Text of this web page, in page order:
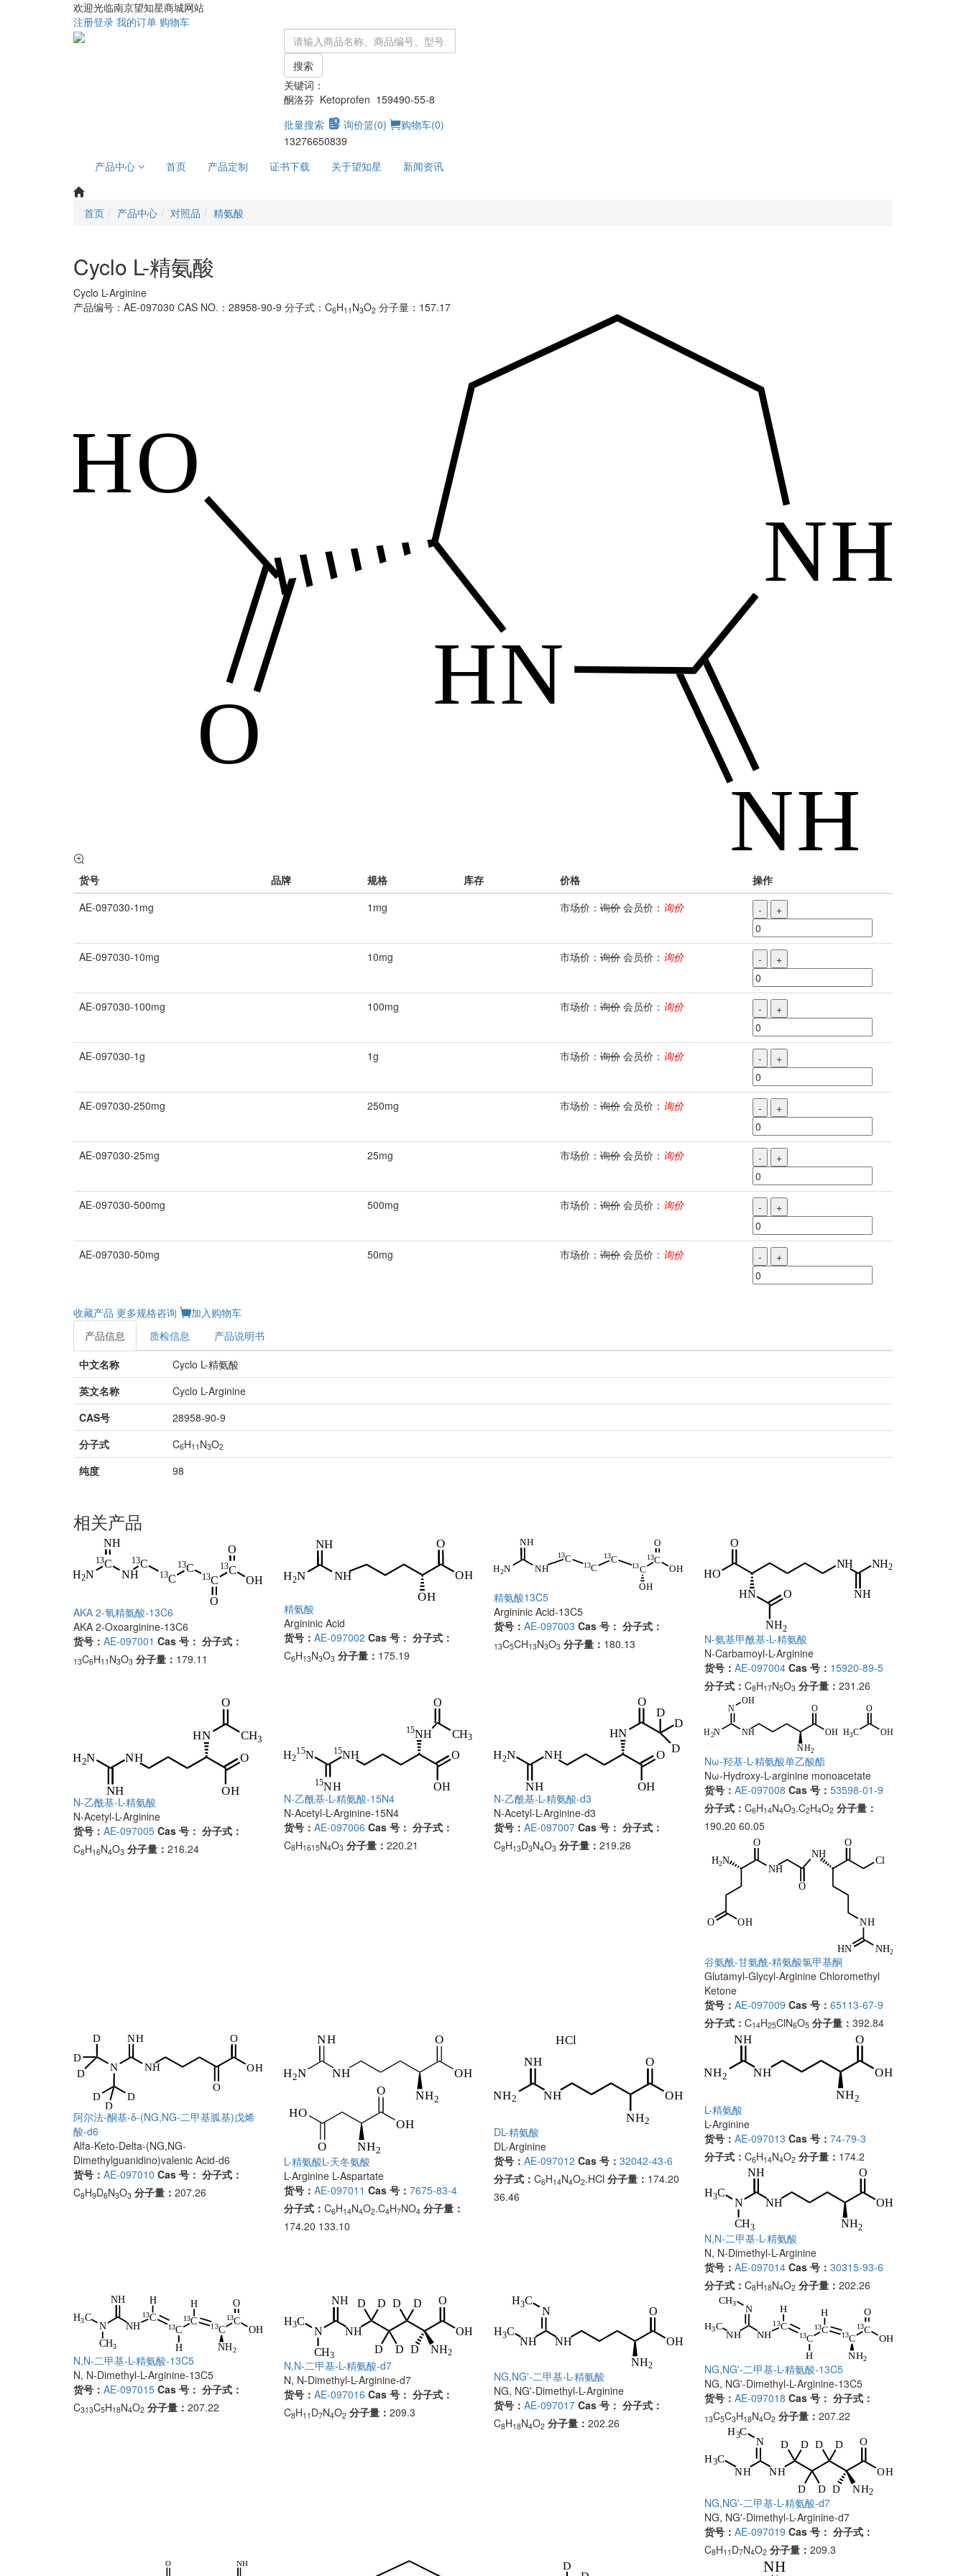
欢迎光临南京望知星商城网站
注册登录 我的订单 购物车
搜索
关键词：
酮洛芬 Ketoprofen 159490-55-8
批量搜索
询价篮(0) 购物车(0)
13276650839
产品中心
首页 产品定制 证书下载 关于望知星 新闻资讯
首页 产品中心 对照品 精氨酸
Cyclo L-精氨酸
Cyclo L-Arginine
产品编号：AE-097030 CAS NO.：28958-90-9 分子式：C6H11 N3O2 分子量：157.17
货号 品牌 规格 库存 价格
操作
AE-097030-1mg
1mg 市场价： 询价 会员价： 询价 - +
AE-097030-10mg 10mg 市场价： 询价 会员价： 询价 - +
AE-097030-100mg 100mg 市场价： 询价 会员价： 询价 - +
AE-097030-1g 1g 市场价： 询价 会员价： 询价 - +
AE-097030-250mg 250mg 市场价： 询价 会员价： 询价 - +
AE-097030-25mg 25mg 市场价： 询价 会员价： 询价 - +
AE-097030-500mg 500mg 市场价： 询价 会员价： 询价 - +
AE-097030-50mg 50mg 市场价： 询价 会员价： 询价 - +
收藏产品 更多规格咨询
加入购物车
产品信息
质检信息
产品说明书
中文名称
Cyclo L-精氨酸
英文名称
Cyclo L-Arginine
CAS号
28958-90-9
分子式
C6H11 N3O2
纯度 98
相关产品
AKA 2-氧精氨酸-13C6
AKA 2-Oxoarginine-13C6
货号： AE-097001 Cas 号： 分子式：
13C6H11 N3O3 分子量： 179.11
精氨酸
Argininic Acid
货号： AE-097002 Cas 号： 分子式：
C6H13N3O3 分子量： 175.19
精氨酸13C5
Argininic Acid-13C5
货号： AE-097003 Cas 号： 分子式：
13C5CH13N3O3 分子量： 180.13
N-氨基甲酰基-L-精氨酸
N-Carbamoyl-L-Arginine
货号： AE-097004 Cas 号： 15920-89-5
分子式： C8H17N5O3 分子量： 231.26
N-乙酰基-L-精氨酸
N-Acetyl-L-Arginine
货号： AE-097005 Cas 号： 分子式：
C8H16N4O3 分子量： 216.24
N-乙酰基-L-精氨酸-15N4
N-Acetyl-L-Arginine-15N4
货号： AE-097006 Cas 号： 分子式：
C8H1615N4O3 分子量： 220.21
N-乙酰基-L-精氨酸-d3
N-Acetyl-L-Arginine-d3
货号： AE-097007 Cas 号： 分子式：
C8H13D3N4O3 分子量： 219.26
Nω-羟基-L-精氨酸单乙酸酯
Nω-Hydroxy-L-arginine monoacetate
货号： AE-097008 Cas 号： 53598-01-9
分子式： C6H14N4O3.C2H4O2 分子量：
190.20 60.05
谷氨酰-甘氨酰-精氨酸氯甲基酮
Glutamyl-Glycyl-Arginine Chloromethyl
Ketone
货号： AE-097009 Cas 号： 65113-67-9
分子式： C14H25ClN6O5 分子量： 392.84
阿尔法-酮基-δ-(NG,NG-二甲基胍基)戊烯
酸-d6
Alfa-Keto-Delta-(NG,NG-
Dimethylguanidino)valenic Acid-d6
货号： AE-097010 Cas 号： 分子式：
C8H9D6N3O3 分子量： 207.26
L-精氨酸L-天冬氨酸
L-Arginine L-Aspartate
货号： AE-097011 Cas 号： 7675-83-4
分子式： C6H14N4O2.C4H7NO4 分子量：
174.20 133.10
DL-精氨酸
DL-Arginine
货号： AE-097012 Cas 号： 32042-43-6
分子式： C6H14N4O2.HCl 分子量： 174.20
36.46
L-精氨酸
L-Arginine
货号： AE-097013 Cas 号： 74-79-3
分子式： C6H14N4O2 分子量： 174.2
N,N-二甲基-L-精氨酸
N, N-Dimethyl-L-Arginine
货号： AE-097014 Cas 号： 30315-93-6
分子式： C8H18N4O2 分子量： 202.26
N,N-二甲基-L-精氨酸-13C5
N, N-Dimethyl-L-Arginine-13C5
货号： AE-097015 Cas 号： 分子式：
C313C5H18N4O2 分子量： 207.22
N,N-二甲基-L-精氨酸-d7
N, N-Dimethyl-L-Arginine-d7
货号： AE-097016 Cas 号： 分子式：
C8H11 D7N4O2 分子量： 209.3
NG,NG'-二甲基-L-精氨酸
NG, NG'-Dimethyl-L-Arginine
货号： AE-097017 Cas 号： 分子式：
C8H18N4O2 分子量： 202.26
NG,NG'-二甲基-L-精氨酸-13C5
NG, NG'-Dimethyl-L-Arginine-13C5
货号： AE-097018 Cas 号： 分子式：
13C5C3H18N4O2 分子量： 207.22
NG,NG'-二甲基-L-精氨酸-d7
NG, NG'-Dimethyl-L-Arginine-d7
货号： AE-097019 Cas 号： 分子式：
C8H11 D7N4O2 分子量： 209.3